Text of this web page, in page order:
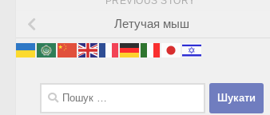
Летучая мыш
Пошук: